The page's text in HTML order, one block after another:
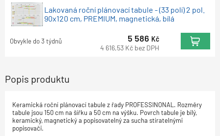
Lakovaná roční plánovací tabule - (33 polí) 2 pol.
90x120 cm, PREMIUM, magnetická, bílá
Obvykle do 3 týdnů 5 586 Kč
4 616,53 Kč bez DPH
Popis produktu
Keramická roční plánovací tabule z řady PROFESSINONAL. Rozměry
tabule jsou 150 cm na šířku a 50 cm na výšku. Povrch tabule je bílý,
keramický, magnetický a popisovatelný za sucha stíratelnými
popisovači.